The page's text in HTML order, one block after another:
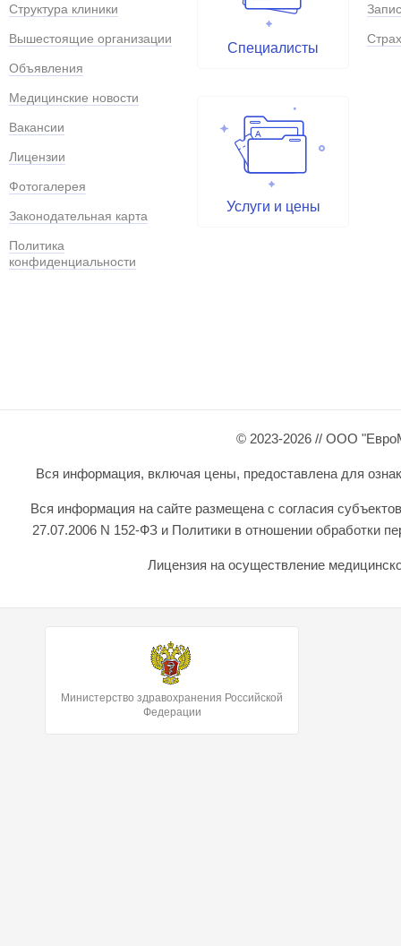
Структура клиники
Вышестоящие организации
Объявления
Медицинские новости
Вакансии
Лицензии
Фотогалерея
Законодательная карта
Политика
конфиденциальности
Специалисты
Услуги и цены
© 2023-2026 // ООО
Вся информация, включая цены, предоставлена для
Вся информация на сайте размещена с согласия
27.07.2006 N 152-ФЗ и Политики в отношении обработки
Лицензия на осуществление
Министерство здравохранения Российской
Федерации